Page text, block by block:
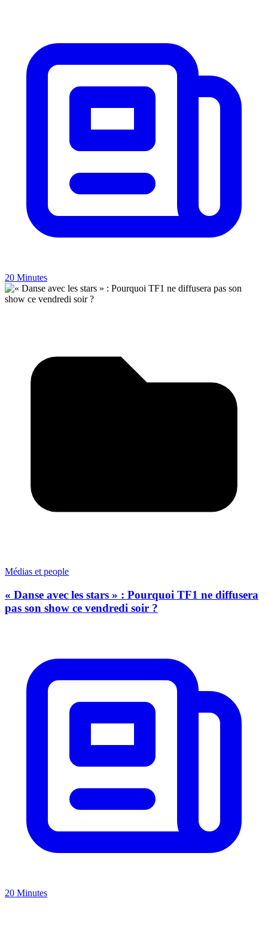
20 Minutes
Médias et people
« Danse avec les stars » : Pourquoi TF1 ne diffusera
pas son show ce vendredi soir ?
20 Minutes